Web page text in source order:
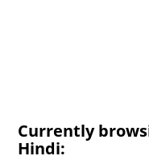
Currently
Hindi: